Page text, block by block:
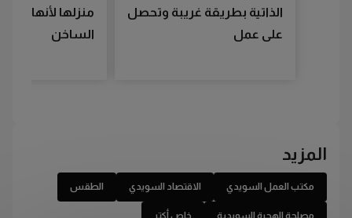
الذاتية بطريقة غريبة وتحصل
على عمل
منزلها لأنها لم
الساخن
المزيد
مكتب العمل السويدي الاقتصاد السويدي الطقس
مصلحة الهجرة السويدية خاص أكتر